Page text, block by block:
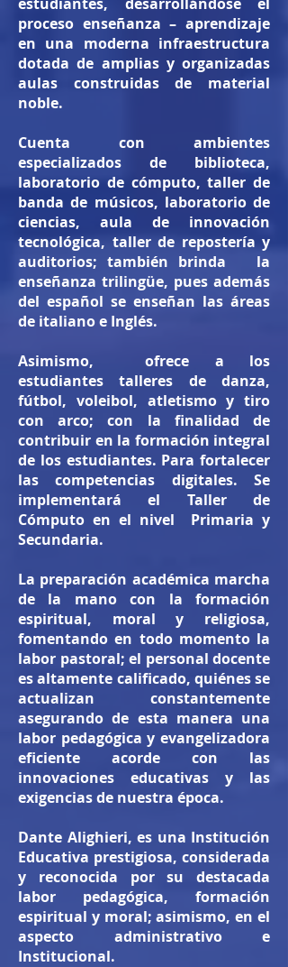
proceso enseñanza – aprendizaje
en una moderna infraestructura
dotada de amplias y organizadas
aulas construidas de material
noble.
Cuenta con ambientes
especializados de biblioteca,
laboratorio de cómputo, taller de
banda de músicos, laboratorio de
ciencias, aula de innovación
tecnológica, taller de repostería y
auditorios; también brinda la
enseñanza trilingüe, pues además
del español se enseñan las áreas
de italiano e Inglés.
Asimismo, ofrece a los
estudiantes talleres de danza,
fútbol, voleibol, atletismo y tiro
con arco; con la finalidad de
contribuir en la formación integral
de los estudiantes. Para fortalecer
las competencias digitales. Se
implementará el Taller de
Cómputo en el nivel Primaria y
Secundaria.
La preparación académica marcha
de la mano con la formación
espiritual, moral y religiosa,
fomentando en todo momento la
labor pastoral; el personal docente
es altamente calificado, quiénes se
actualizan constantemente
asegurando de esta manera una
labor pedagógica y evangelizadora
eficiente acorde con las
innovaciones educativas y las
exigencias de nuestra época.
Dante Alighieri, es una Institución
Educativa prestigiosa, considerada
y reconocida por su destacada
labor pedagógica, formación
espiritual y moral; asimismo, en el
aspecto administrativo e
Institucional.